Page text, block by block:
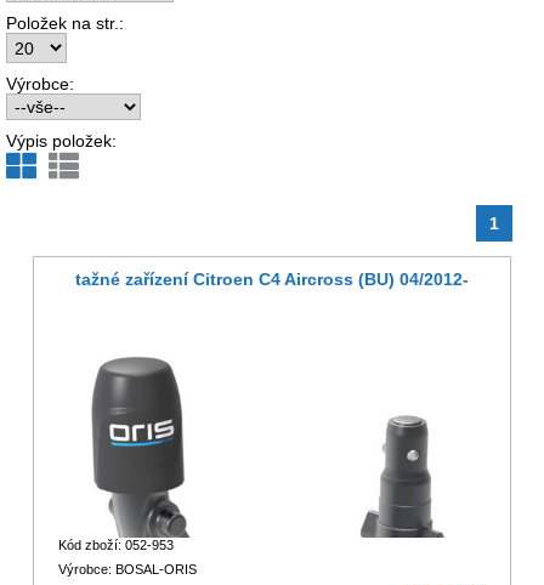
Položek na str.:
Výrobce:
Výpis položek:
1
tažné zařízení Citroen C4 Aircross (BU) 04/2012-
Kód zboží: 052-953
Výrobce: BOSAL-ORIS